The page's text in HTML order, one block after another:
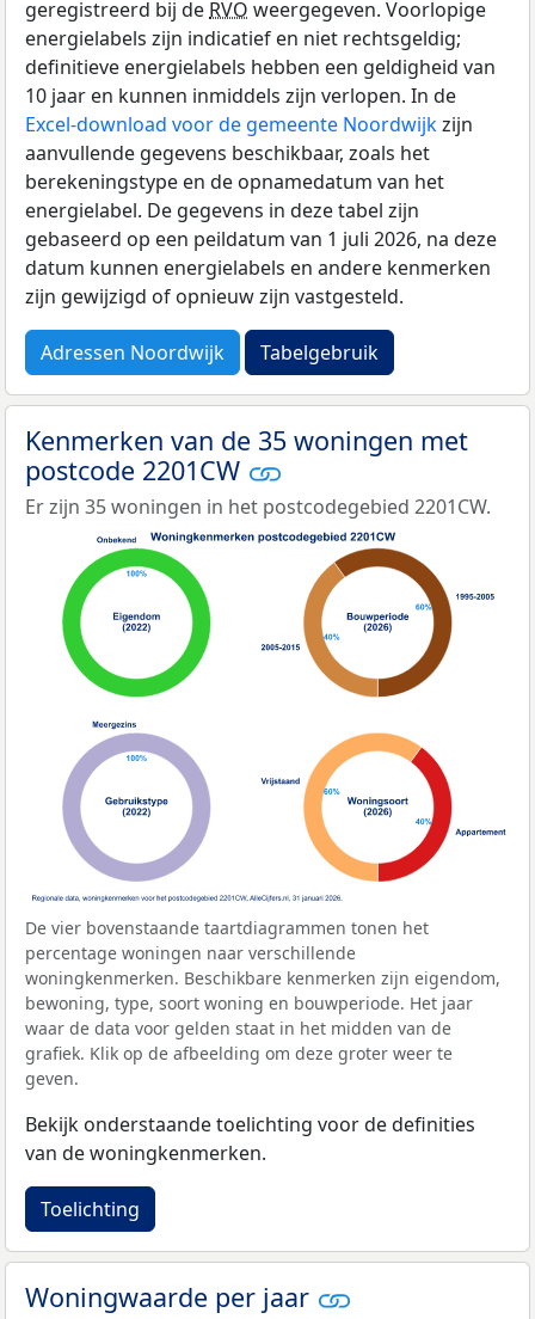
geregistreerd bij de RVO weergegeven. Voorlopige
energielabels zijn indicatief en niet rechtsgeldig;
definitieve energielabels hebben een geldigheid van
10 jaar en kunnen inmiddels zijn verlopen. In de
Excel-download voor de gemeente Noordwijkzijn
aanvullende gegevens beschikbaar, zoals het
berekeningstype en de opnamedatum van het
energielabel. De gegevens in deze tabel zijn
gebaseerd op een peildatum van 1 juli 2026, na deze
datum kunnen energielabels en andere kenmerken
zijn gewijzigd of opnieuw zijn vastgesteld.
Adressen Noordwijk Tabelgebruik
Kenmerken van de 35 woningen met
postcode 2201CW
Er zijn 35 woningen in het postcodegebied 2201CW.
De vier bovenstaande taartdiagrammen tonen het
percentage woningen naar verschillende
woningkenmerken. Beschikbare kenmerken zijn eigendom,
bewoning, type, soort woning en bouwperiode. Het jaar
waar de data voor gelden staat in het midden van de
grafiek. Klik op de afbeelding om deze groter weer te
geven.
Bekijk onderstaande toelichting voor de definities
van de woningkenmerken.
Toelichting
Woningwaarde per jaar